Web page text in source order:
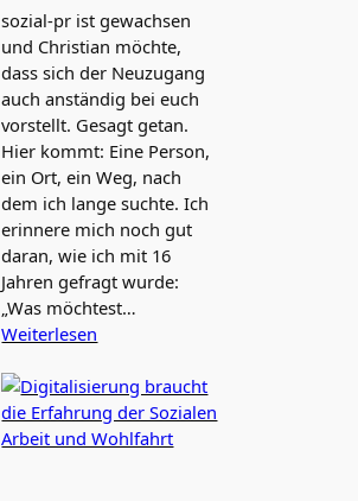
sozial-pr ist gewachsen
und Christian möchte,
dass sich der Neuzugang
auch anständig bei euch
vorstellt. Gesagt getan.
Hier kommt: Eine Person,
ein Ort, ein Weg, nach
dem ich lange suchte. Ich
erinnere mich noch gut
daran, wie ich mit 16
Jahren gefragt wurde:
„Was möchtest…
Weiterlesen